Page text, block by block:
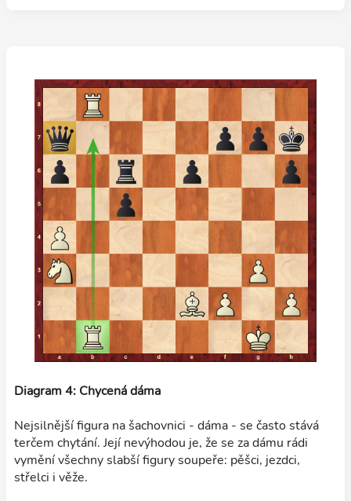
Diagram 4: Chycená dáma
Nejsilnější figura na šachovnici - dáma - se často stává
terčem chytání. Její nevýhodou je, že se za dámu rádi
vymění všechny slabší figury soupeře: pěšci, jezdci,
střelci i věže.